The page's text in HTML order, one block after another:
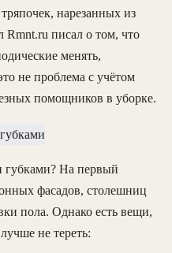
нарезанных из
писал о том, что
менять,
не проблема с учётом
помощников в уборке.
На первый
фасадов, столешниц
пола. Однако есть вещи,
не тереть: